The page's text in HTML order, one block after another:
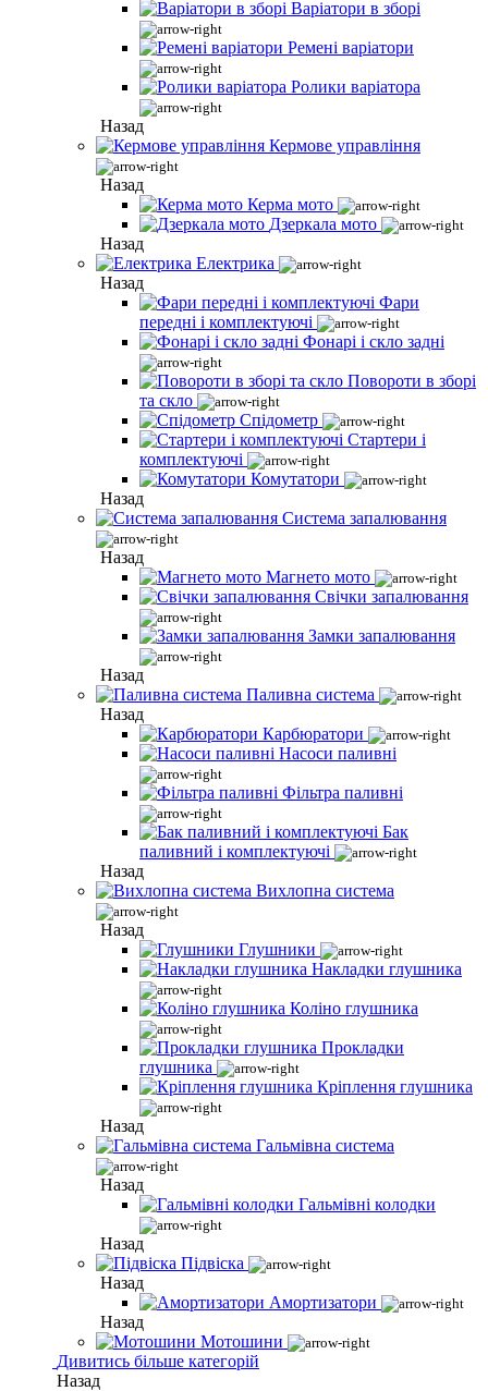
Варіатори в зборі
Ремені варіатори
Ролики варіатора
Назад
Кермове управління
Назад
Керма мото
Дзеркала мото
Назад
Електрика
Назад
Фари
передні і комплектуючі
Фонарі і скло задні
Повороти в зборі
та скло
Спідометр
Стартери і
комплектуючі
Комутатори
Назад
Система запалювання
Назад
Магнето мото
Свічки запалювання
Замки запалювання
Назад
Паливна система
Назад
Карбюратори
Насоси паливні
Фільтра паливні
Бак
паливний і комплектуючі
Назад
Вихлопна система
Назад
Глушники
Накладки глушника
Коліно глушника
Прокладки
глушника
Кріплення глушника
Назад
Гальмівна система
Назад
Гальмівні колодки
Назад
Підвіска
Назад
Амортизатори
Назад
Мотошини
Дивитись більше категорій
Назад